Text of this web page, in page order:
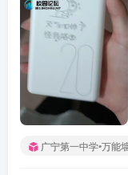
广宁第一中学•万能